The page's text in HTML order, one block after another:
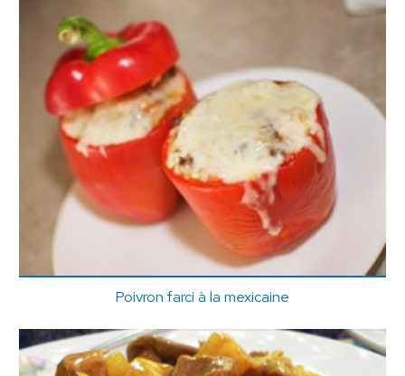
Poivron farci à la mexicaine